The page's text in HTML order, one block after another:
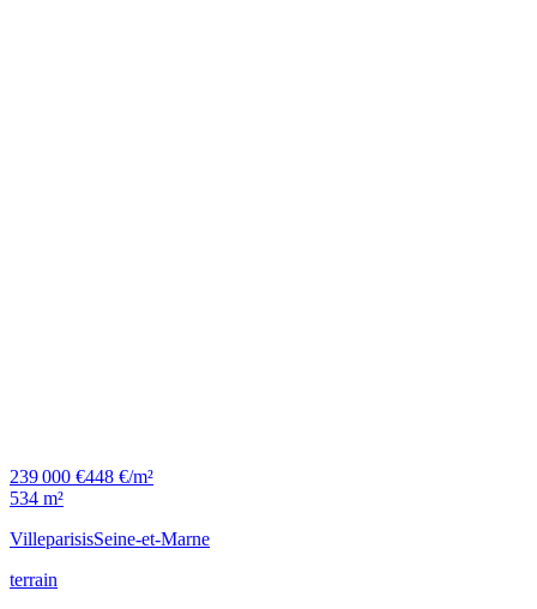
239 000 €448 €/m²
534 m²
VilleparisisSeine-et-Marne
terrain